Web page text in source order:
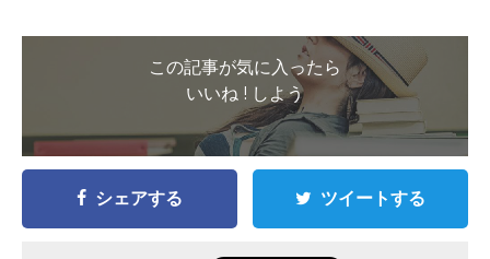
この記事が気に入ったら
いいね ! しよう
シェアする ツイートする